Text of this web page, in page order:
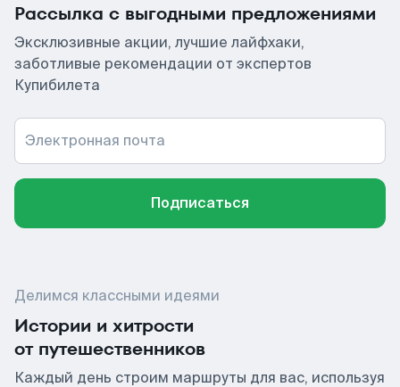
Рассылка с выгодными предложениями
Эксклюзивные акции, лучшие лайфхаки,
заботливые рекомендации от экспертов
Купибилета
Электронная почта
Подписаться
Делимся классными идеями
Истории и хитрости
от путешественников
Каждый день строим маршруты для вас, используя